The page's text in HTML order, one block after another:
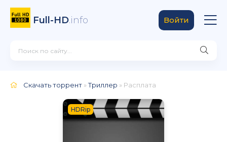
Full-HD.info Войти
Скачать торрент »Триллер » Расплата
HDRip